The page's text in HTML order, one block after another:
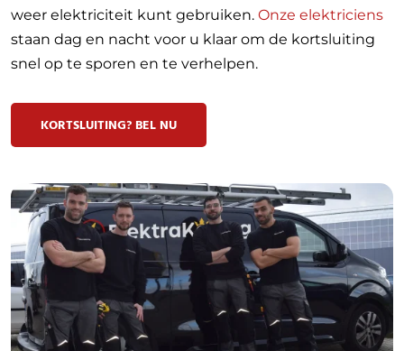
weer elektriciteit kunt gebruiken. Onze elektriciens
staan dag en nacht voor u klaar om de kortsluiting
snel op te sporen en te verhelpen.
KORTSLUITING? BEL NU